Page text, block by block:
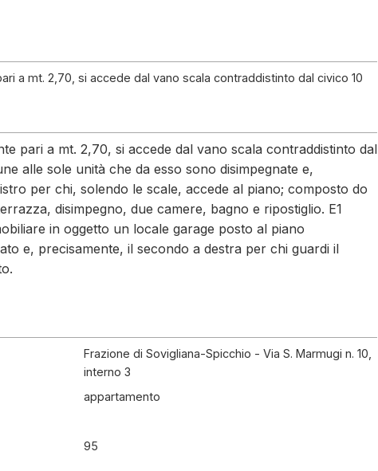
a mt. 2,70, si accede dal vano scala contraddistinto dal civico 10
pari a mt. 2,70, si accede dal vano scala contraddistinto dal
alle sole unità che da esso sono disimpegnate e,
per chi, solendo le scale, accede al piano; composto do
disimpegno, due camere, bagno e ripostiglio. E1
in oggetto un locale garage posto al piano
e, precisamente, il secondo a destra per chi guardi il
Frazione di Sovigliana-Spicchio - Via S. Marmugi n. 10,
interno 3
appartamento
95